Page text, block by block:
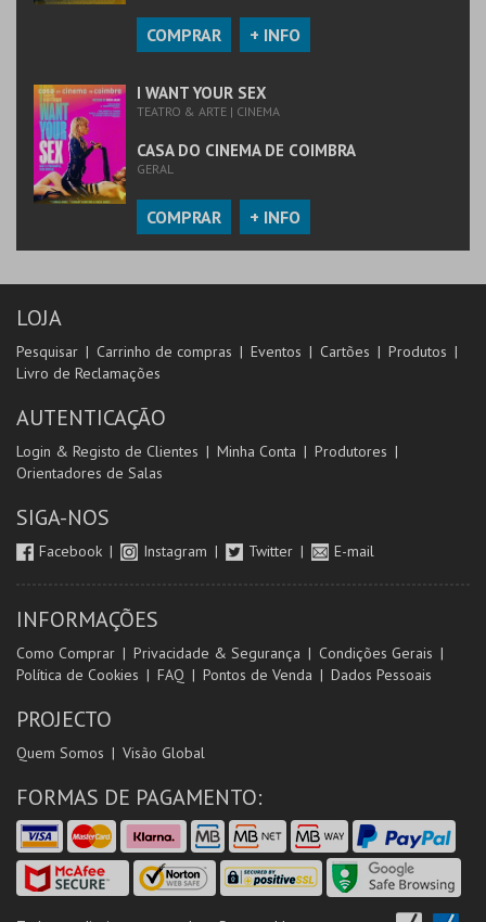
COMPRAR + INFO
I WANT YOUR SEX
TEATRO & ARTE | CINEMA
CASA DO CINEMA DE COIMBRA
GERAL
COMPRAR + INFO
LOJA
Pesquisar Carrinho de compras Eventos Cartões
Produtos
Livro de Reclamações
AUTENTICAÇÃO
Login & Registo de Clientes Minha Conta
Produtores
Orientadores de Salas
SIGA-NOS
Facebook Instagram Twitter E-mail
INFORMAÇÕES
Como Comprar Privacidade & Segurança
Condições Gerais
Política de Cookies
FAQ Pontos de Venda Dados Pessoais
PROJECTO
Quem Somos Visão Global
FORMAS DE PAGAMENTO: